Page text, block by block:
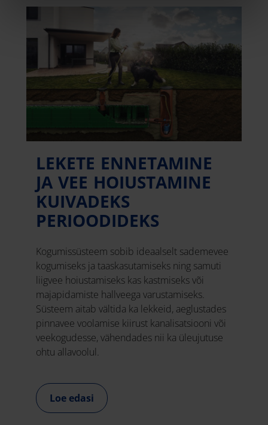
LEKETE ENNETAMINE
JA VEE HOIUSTAMINE
KUIVADEKS
PERIOODIDEKS
Kogumissüsteem sobib ideaalselt sademevee
kogumiseks ja taaskasutamiseks ning samuti
liigvee hoiustamiseks kas kastmiseks või
majapidamiste hallveega varustamiseks.
Süsteem aitab vältida ka lekkeid, aeglustades
pinnavee voolamise kiirust kanalisatsiooni või
veekogudesse, vähendades nii ka üleujutuse
ohtu allavoolul.
Loe edasi